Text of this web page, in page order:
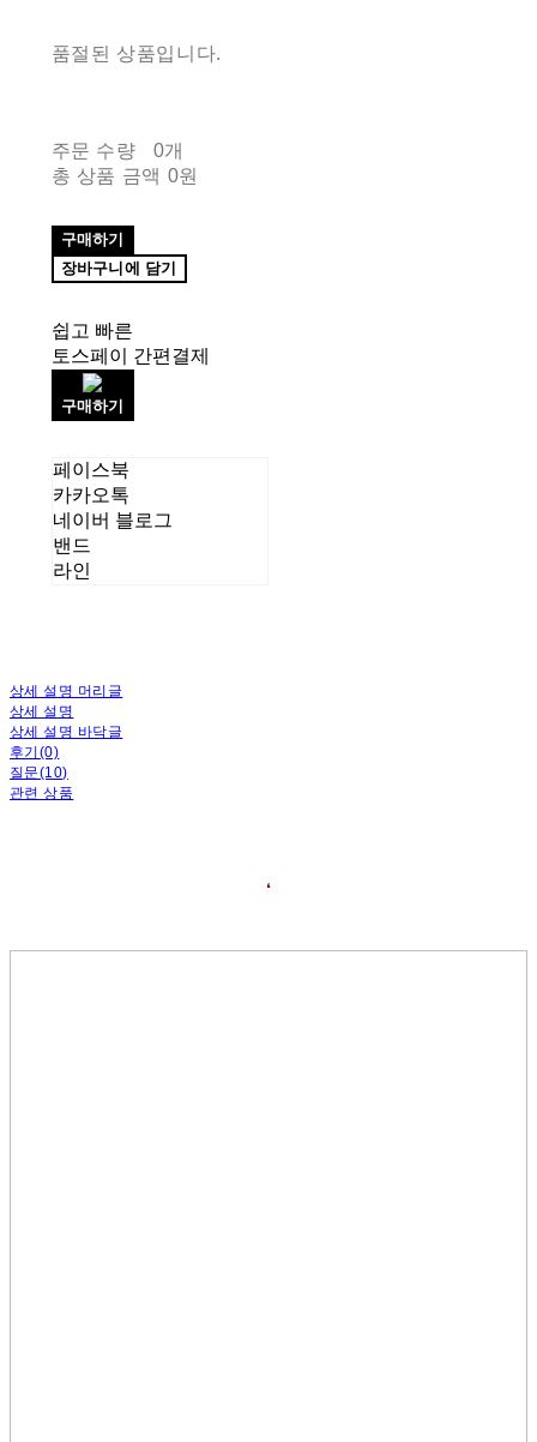
품절된 상품입니다.
주문 수량
0개
총 상품 금액 0원
구매하기
장바구니에 담기
쉽고 빠른
토스페이 간편결제
구매하기
페이스북
카카오톡
네이버 블로그
밴드
라인
상세 설명 머리글
상세 설명
상세 설명 바닥글
후기(0)
질문(10)
관련 상품
❛